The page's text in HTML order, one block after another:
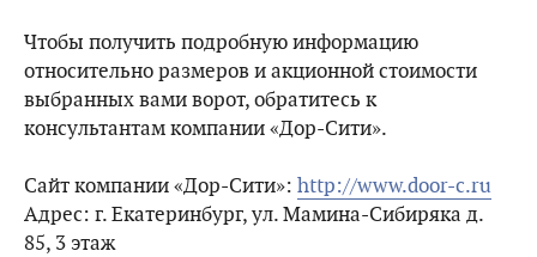
Чтобы получить подробную информацию
относительно размеров и акционной стоимости
выбранных вами ворот, обратитесь к
консультантам компании «Дор-Сити».
Сайт компании «Дор-Сити»: http://www.door-c.ru
Адрес: г. Екатеринбург, ул. Мамина-Сибиряка д.
85, 3 этаж